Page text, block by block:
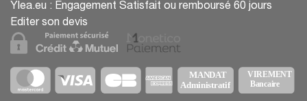
Ylea.eu : Engagement Satisfait ou remboursé 60 jours
Editer son devis